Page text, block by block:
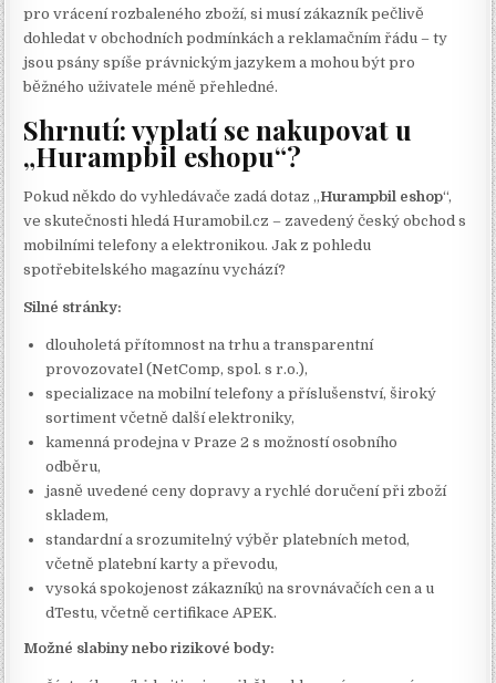
pro vrácení rozbaleného zboží, si musí zákazník pečlivě
dohledat v obchodních podmínkách a reklamačním řádu – ty
jsou psány spíše právnickým jazykem a mohou být pro
běžného uživatele méně přehledné.
Shrnutí: vyplatí se nakupovat u
„Hurampbil eshopu“?
Pokud někdo do vyhledávače zadá dotaz „Hurampbil eshop“,
ve skutečnosti hledá Huramobil.cz – zavedený český obchod s
mobilními telefony a elektronikou. Jak z pohledu
spotřebitelského magazínu vychází?
Silné stránky:
dlouholetá přítomnost na trhu a transparentní
provozovatel (NetComp, spol. s r.o.),
specializace na mobilní telefony a příslušenství, široký
sortiment včetně další elektroniky,
kamenná prodejna v Praze 2 s možností osobního
odběru,
jasně uvedené ceny dopravy a rychlé doručení při zboží
skladem,
standardní a srozumitelný výběr platebních metod,
včetně platební karty a převodu,
vysoká spokojenost zákazníků na srovnávačích cen a u
dTestu, včetně certifikace APEK.
Možné slabiny nebo rizikové body: